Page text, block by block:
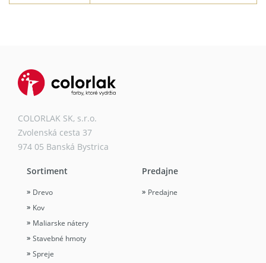
COLORLAK SK, s.r.o.
Zvolenská cesta 37
974 05 Banská Bystrica
Sortiment
Drevo
Kov
Maliarske nátery
Stavebné hmoty
Spreje
Predajne
Predajne